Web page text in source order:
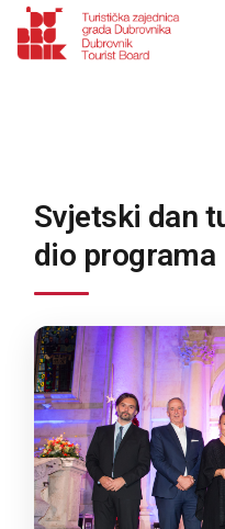
Svjetski dan
dio programa